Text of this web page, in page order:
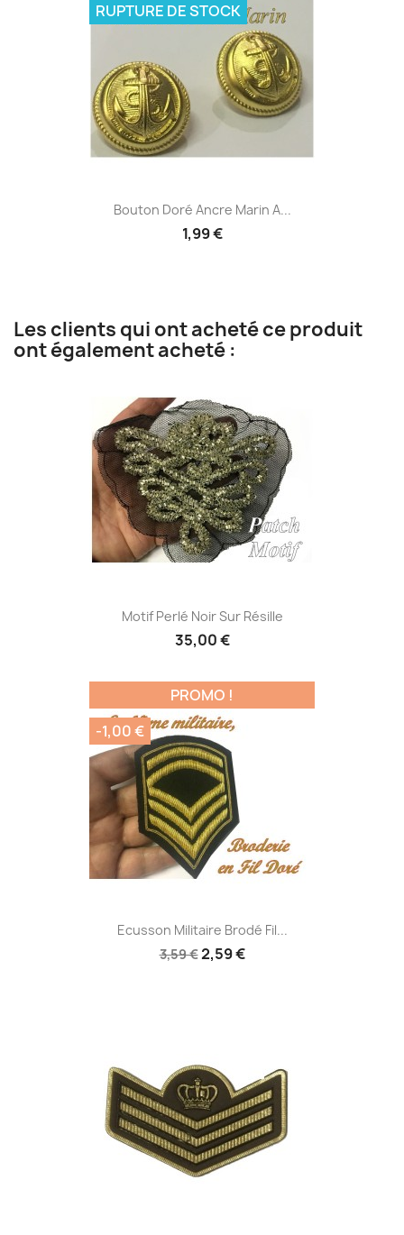
Bouton Doré Ancre Marin A...
1,99 €
RUPTURE DE STOCK
Les clients qui ont acheté ce produit
ont également acheté :
Motif Perlé Noir Sur Résille
35,00 €
Ecusson Militaire Brodé Fil...
3,59 €2,59 €
PROMO !
-1,00 €